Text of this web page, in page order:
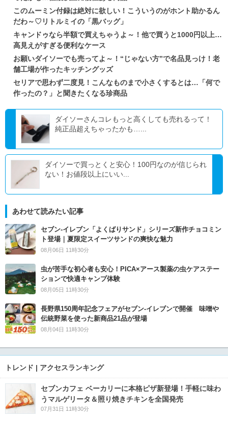
このムーミン付録は絶対に欲しい！こういうのがホント助かるん
だわ～♡リトルミイの「黒バッグ」
キャンドゥなら半額で買えちゃうよ～！他で買うと1000円以上…
高見えがすぎる便利なケース
お願いダイソーでも売ってよ～！“じゃない方”で名品見っけ！老
舗工場が作ったキッチングッズ
セリアで思わず二度見！こんなものまで小さくするとは…「何で
作ったの？」と聞きたくなる珍商品
ダイソーさんコレもっと高くしても売れるって！
純正品超えちゃったかも…...
ダイソーで買っとくと安心！100円なのが信じられ
ない！お値段以上にいい...
あわせて読みたい記事
セブン‐イレブン「よくばりサンド」シリーズ新作チョコミン
ト登場｜夏限定スイーツサンドの爽快な魅力
08月06日 11時30分
虫が苦手な初心者も安心！PICA×アース製薬の虫ケアステー
ションで快適キャンプ体験
08月05日 11時30分
長野県150周年記念フェアがセブン-イレブンで開催 味噌や
伝統野菜を使った新商品21品が登場
08月04日 11時30分
トレンド | アクセスランキング
セブンカフェ ベーカリーに本格ピザ新登場！手軽に味わ
うマルゲリータ＆照り焼きチキンを全国発売
07月31日 11時30分